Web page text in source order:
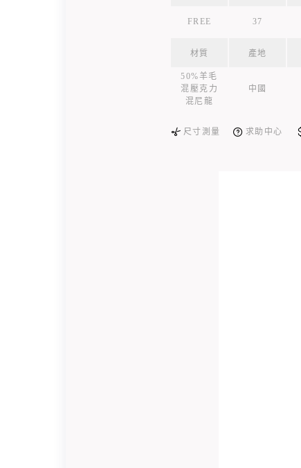
FREE 37
材質 產地
50%羊毛
混壓克力
混尼龍
中國
尺寸測量 求助中心